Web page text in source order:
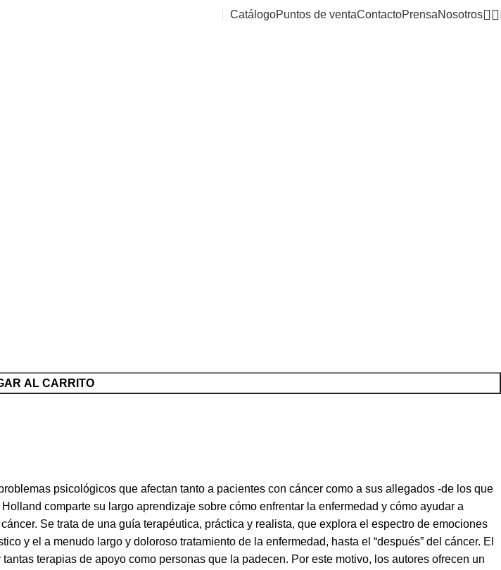
CatálogoPuntos de ventaContactoPrensaNosotros
AL CARRITO
psicológicos que afectan tanto a pacientes con cáncer como a sus allegados -de los que
comparte su largo aprendizaje sobre cómo enfrentar la enfermedad y cómo ayudar a
Se trata de una guía terapéutica, práctica y realista, que explora el espectro de emociones
y el a menudo largo y doloroso tratamiento de la enfermedad, hasta el “después” del cáncer. El
terapias de apoyo como personas que la padecen. Por este motivo, los autores ofrecen un